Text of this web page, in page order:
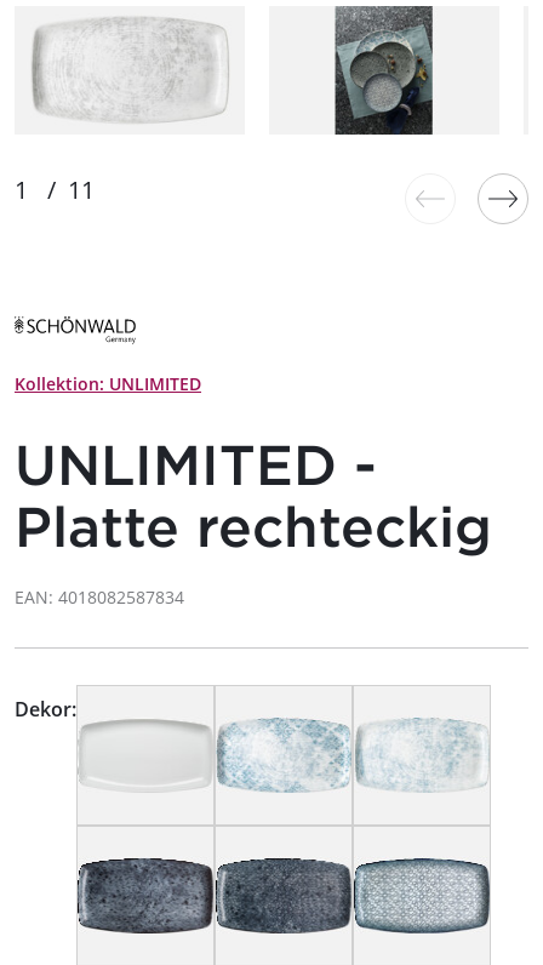
Kollektion: UNLIMITED
UNLIMITED -
Platte rechteckig
EAN: 4018082587834
Dekor: